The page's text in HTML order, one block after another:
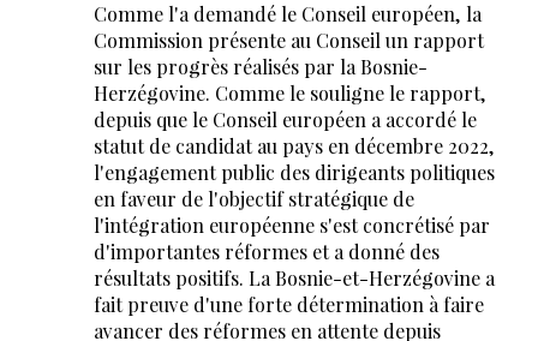
Comme l'a demandé le Conseil européen, la
Commission présente au Conseil un rapport
sur les progrès réalisés par la Bosnie-
Herzégovine. Comme le souligne le rapport,
depuis que le Conseil européen a accordé le
statut de candidat au pays en décembre 2022,
l'engagement public des dirigeants politiques
en faveur de l'objectif stratégique de
l'intégration européenne s'est concrétisé par
d'importantes réformes et a donné des
résultats positifs. La Bosnie-et-Herzégovine a
fait preuve d'une forte détermination à faire
avancer des réformes en attente depuis